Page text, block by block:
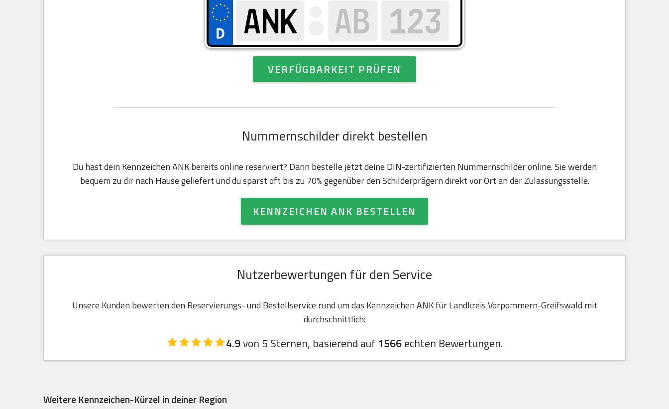
VERFÜGBARKEIT PRÜFEN
Nummernschilder direkt bestellen
Du hast dein Kennzeichen ANK bereits online reserviert? Dann bestelle jetzt deine DIN-zertifizierten Nummernschilder online. Sie werden
bequem zu dir nach Hause geliefert und du sparst oft bis zu 70% gegenüber den Schilderprägern direkt vor Ort an der Zulassungsstelle.
KENNZEICHEN ANK BESTELLEN
Nutzerbewertungen für den Service
Unsere Kunden bewerten den Reservierungs- und Bestellservice rund um das Kennzeichen ANK für Landkreis Vorpommern-Greifswald mit
durchschnittlich:
4.9von 5 Sternen, basierend auf1566echten Bewertungen.
Weitere Kennzeichen-Kürzel in deiner Region